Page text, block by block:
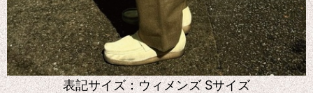
表記サイズ：ウィメンズ Sサイズ